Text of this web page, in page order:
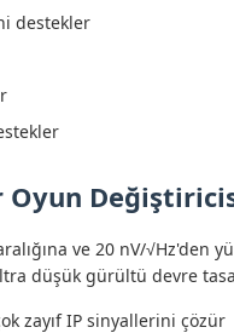
destekler
Oyun
ve 20 nV/√Hz'den
düşük gürültü devre
zayıf IP sinyallerini çözür